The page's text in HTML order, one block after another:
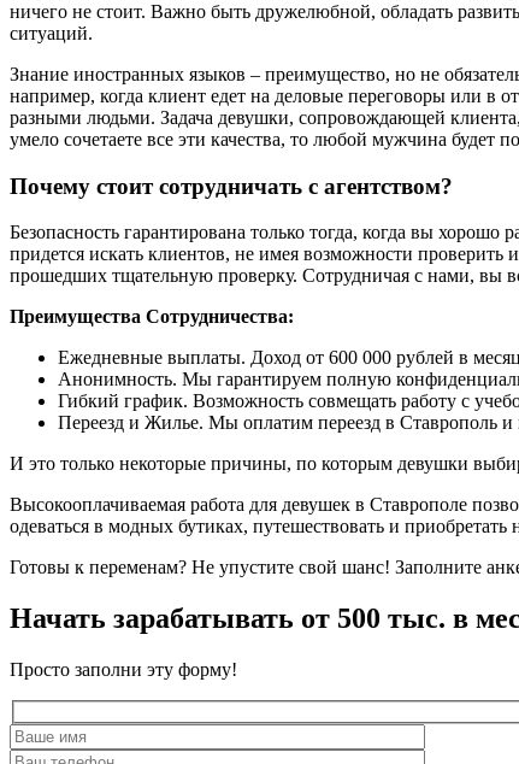
ничего не стоит. Важно быть дружелюбной, обладать
ситуаций.
Знание иностранных языков – преимущество, но не
например, когда клиент едет на деловые переговоры или в
разными людьми. Задача девушки, сопровождающей
умело сочетаете все эти качества, то любой мужчина
Почему стоит сотрудничать с агентством?
Безопасность гарантирована только тогда, когда вы
придется искать клиентов, не имея возможности
прошедших тщательную проверку. Сотрудничая с нами, вы
Преимущества Сотрудничества:
Ежедневные выплаты. Доход от 600 000 рублей в
Анонимность. Мы гарантируем полную
Гибкий график. Возможность совмещать работу с
Переезд и Жилье. Мы оплатим переезд в Ставрополь и
И это только некоторые причины, по которым девушки
Высокооплачиваемая работа для девушек в Ставрополе
одеваться в модных бутиках, путешествовать и приобретать
Готовы к переменам? Не упустите свой шанс! Заполните
Начать зарабатывать от 500 тыс. в
Просто заполни эту форму!